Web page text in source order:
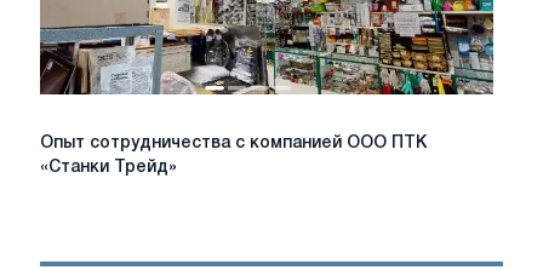
Опыт
сотрудничества
ПТК
Опыт сотрудничества с компанией ООО ПТК
«Станки Трейд»